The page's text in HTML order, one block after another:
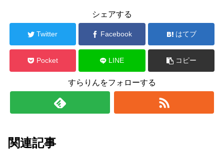
シェアする
Twitter Facebook はてブ
Pocket LINE コピー
すらりんをフォローする
関連記事